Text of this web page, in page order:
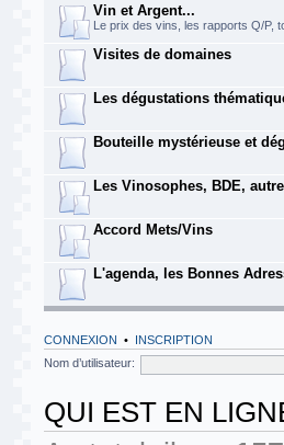
Vin et Argent...
Le prix des vins, les rapports Q/P,
Visites de domaines
Les dégustations
Bouteille mystérieuse et
Les Vinosophes, BDE,
Accord Mets/Vins
L'agenda, les Bonnes
CONNEXION • INSCRIPTION
Nom d’utilisateur:
QUI EST EN